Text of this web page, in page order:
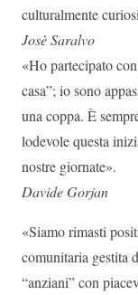
culturalmente
Josè Saralvo
«Ho partecipato
casa”; io sono
una coppa. È
lodevole questa
nostre giornate».
Davide Gorjan
«Siamo rimasti
comunitaria gestita
“anziani” con